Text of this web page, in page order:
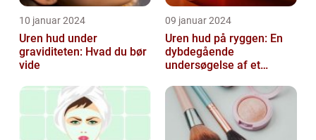
10 januar 2024
Uren hud under
graviditeten: Hvad du bør
vide
09 januar 2024
Uren hud på ryggen: En
dybdegående
undersøgelse af et
undertiden overset
skønhedspr...